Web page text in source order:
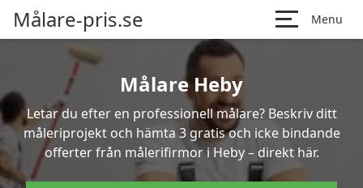
Målare-pris.se Menu
Målare Heby
Letar du efter en professionell målare? Beskriv ditt
måleriprojekt och hämta 3 gratis och icke bindande
offerter från målerifirmor i Heby – direkt här.